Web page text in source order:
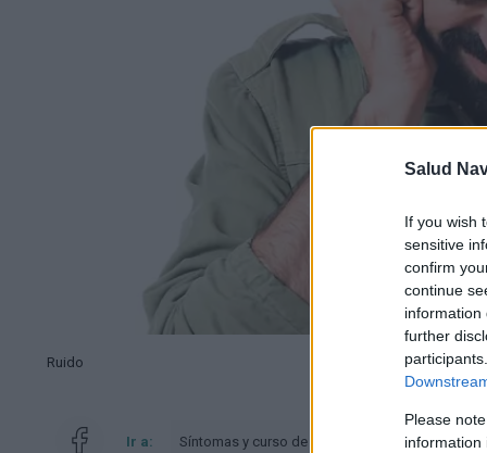
Salud
If you wish
sensitive
confirm
continue
information
further
Please
information
Ruido
Ir a: Síntomas y curso de la enfermedad